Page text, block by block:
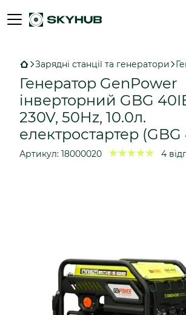
Зарядні станції та генератори
Генератор GenPower
інверторний GBG
230V, 50Hz, 10.0л.
електростартер (GBG
Артикул: 18000020 4